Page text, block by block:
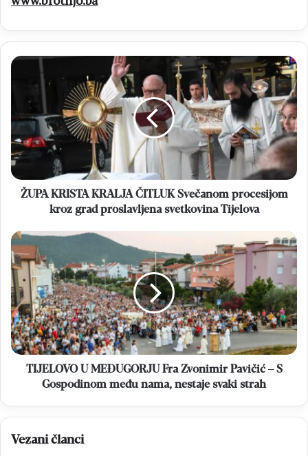
ŽUPA
ČITLUK
Svečanom
procesijom
kroz
grad
proslavljena
svetkovina
ŽUPA KRISTA KRALJA ČITLUK Svečanom procesijom
kroz grad proslavljena svetkovina Tijelova
TIJELOVO
U
MEĐUGORJU
Fra
Zvonimir
Pavičić
–
S
Gospodinom
međuTIJELOVO U MEĐUGORJU Fra Zvonimir Pavičić – S
Gospodinom među nama, nestaje svaki strah
Vezani članci